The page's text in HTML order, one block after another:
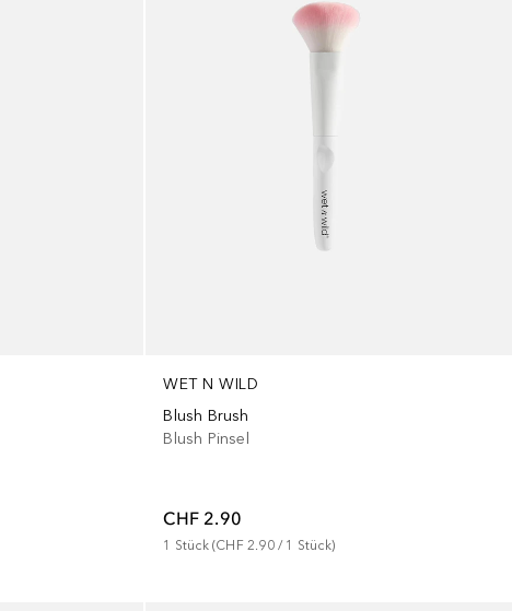
WET N WILD
Blush Brush
Blush Pinsel
CHF 2.90
1 Stück (CHF 2.90 / 1 Stück)